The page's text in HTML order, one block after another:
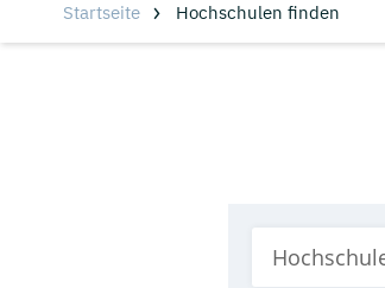
Startseite Hochschulen finden